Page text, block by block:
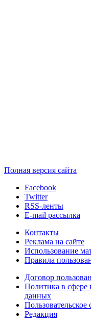
Полная версия сайта
Facebook
Twitter
RSS-ленты
E-mail рассылка
Контакты
Реклама на сайте
Использование
Правила
Договор
Политика в сфере
данных
Пользовательское
Редакция